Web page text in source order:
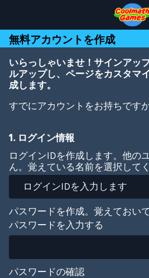
Top
of
Page
Navigation
Main
Content
Footer
ン
コ
ン
移
無料アカウントを作成
いらっしゃいませ！サインアッ
ルアップし、ページをカスタマ
成します。
すでにアカウントをお持ちです
1. ログイン情報
ログインIDを作成します。他の
ん。覚えている名前を選択して
パスワードを作成。覚えておい
パスワードを入力する
パスワードの確認